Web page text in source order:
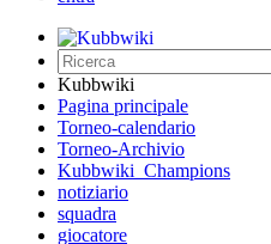
Kubbwiki
Pagina principale
Torneo-calendario
Torneo-Archivio
Kubbwiki_Champions
notiziario
squadra
giocatore